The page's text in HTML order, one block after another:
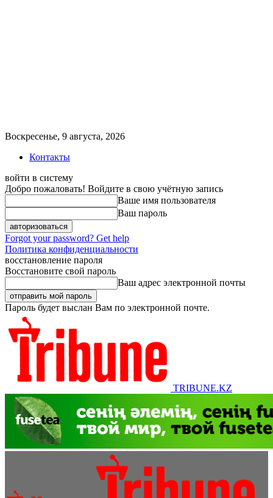
Воскресенье, 9 августа, 2026
Контакты
войти в систему
Добро пожаловать! Войдите в свою учётную запись
Ваше имя пользователя
Ваш пароль
Forgot your password? Get help
Политика конфиденциальности
восстановление пароля
Восстановите свой пароль
Ваш адрес электронной почты
Пароль будет выслан Вам по электронной почте.
TRIBUNE.KZ